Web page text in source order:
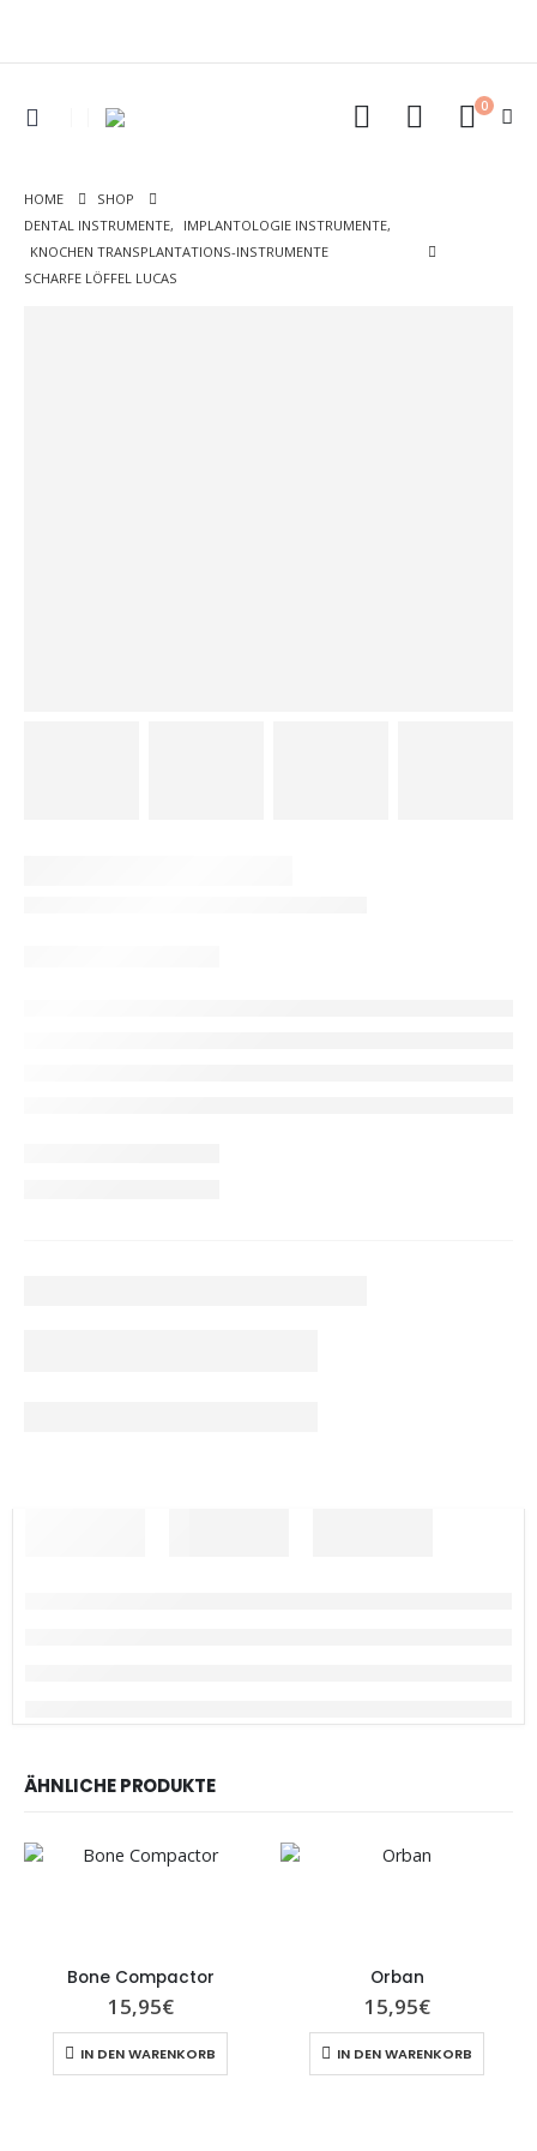
0
HOME
SHOP
DENTAL INSTRUMENTE, IMPLANTOLOGIE INSTRUMENTE,
KNOCHEN TRANSPLANTATIONS-INSTRUMENTE
SCHARFE LÖFFEL LUCAS
ÄHNLICHE PRODUKTE
Bone Compactor
15,95€
IN DEN WARENKORB
Orban
15,95€
IN DEN WARENKORB